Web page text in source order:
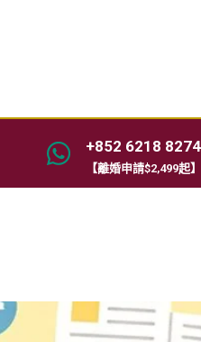
+852 6218 8274
【離婚申請$2,499起】